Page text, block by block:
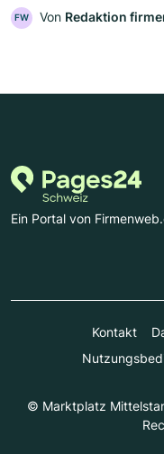
FW Von Redaktion
Ein Portal von
Kontakt
© Marktplatz